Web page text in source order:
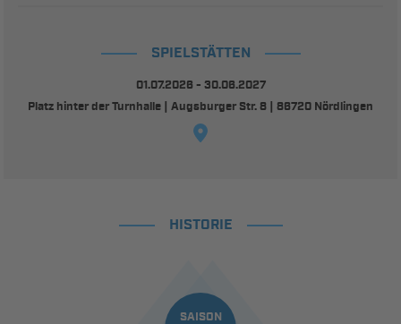
SPIELSTÄTTEN
01.07.2026 - 30.06.2027
Platz hinter der Turnhalle | Augsburger Str. 8 | 86720 Nördlingen
HISTORIE
SAISON